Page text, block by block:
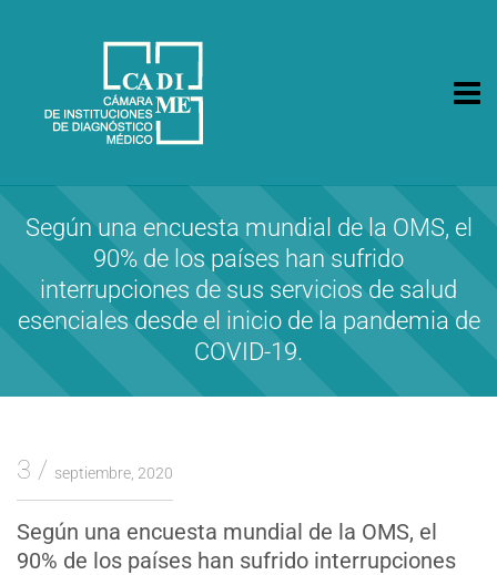
CA.DI.ME.
Cámara de Instituciones de Diagnóstico Médico
Según una encuesta mundial de la OMS, el
90% de los países han sufrido
interrupciones de sus servicios de salud
esenciales desde el inicio de la pandemia de
COVID-19.
3 septiembre, 2020
Según una encuesta mundial de la OMS, el
90% de los países han sufrido interrupciones